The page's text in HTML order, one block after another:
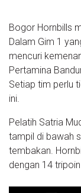
Bogor Hornbills
Dalam Gim 1
mencuri
Pertamina
Setiap tim perlu
ini.
Pelatih Satria
tampil di bawah
tembakan.
dengan 14